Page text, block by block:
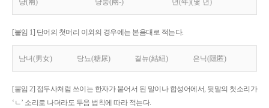
냥(兩) 냥쭝(兩-) 년(年)(몇 년)
[붙임 1] 단어의 첫머리 이외의 경우에는 본음대로 적는다.
남녀(男女) 당뇨(糖尿) 결뉴(結紐) 은닉(隱匿)
[붙임 2] 접두사처럼 쓰이는 한자가 붙어서 된 말이나 합성어에서, 뒷말의 첫소리가
‘ㄴ’ 소리로 나더라도 두음 법칙에 따라 적는다.